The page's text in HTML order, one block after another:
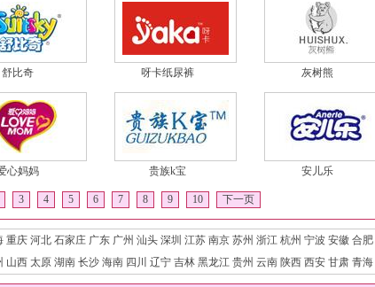
舒比奇 呀卡纸尿裤 灰树熊
心妈妈 贵族k宝 安儿乐
3 4 5 6 7 8 9 10 下一页
重庆 河北 石家庄 广东 广州 汕头 深圳 江苏 南京 苏州 浙江 杭州 宁波 安徽 合肥
山西 太原 湖南 长沙 海南 四川 辽宁 吉林 黑龙江 贵州 云南 陕西 西安 甘肃 青海